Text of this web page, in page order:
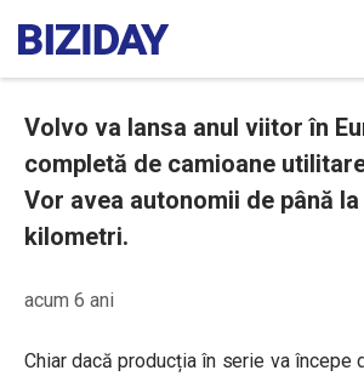
Volvo va lansa anul viitor în
completă de camioane
Vor avea autonomii de până la
kilometri.
acum 6 ani
Chiar dacă producția în serie va începe